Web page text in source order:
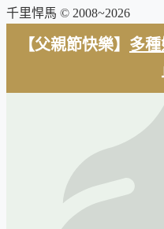
千里悍馬 © 2008~2026
【父親節快樂】 多種